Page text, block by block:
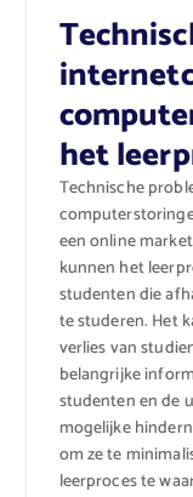
het
Technische
een online
kunnen het
studenten die
te studeren. Het
verlies van
belangrijke
studenten en de
mogelijke
om ze te
leerproces te